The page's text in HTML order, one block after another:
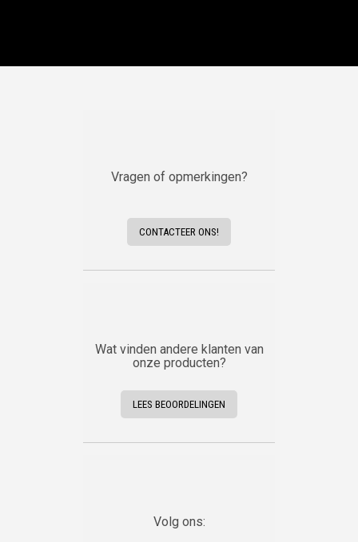
Vragen of opmerkingen?
CONTACTEER ONS!
Wat vinden andere klanten van
onze producten?
LEES BEOORDELINGEN
Volg ons: